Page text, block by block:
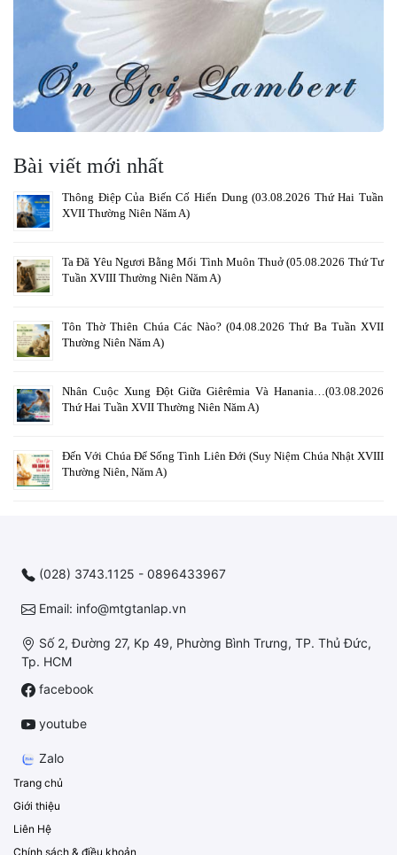
Bài viết mới nhất
Thông Điệp Của Biến Cố Hiển Dung (03.08.2026 Thứ Hai Tuần
XVII Thường Niên Năm A)
Ta Đã Yêu Ngươi Bằng Mối Tình Muôn Thuở (05.08.2026 Thứ Tư
Tuần XVIII Thường Niên Năm A)
Tôn Thờ Thiên Chúa Các Nào? (04.08.2026 Thứ Ba Tuần XVII
Thường Niên Năm A)
Nhân Cuộc Xung Đột Giữa Giêrêmia Và Hanania…(03.08.2026
Thứ Hai Tuần XVII Thường Niên Năm A)
Đến Với Chúa Để Sống Tình Liên Đới (Suy Niệm Chúa Nhật XVIII
Thường Niên, Năm A)
(028) 3743.1125 - 0896433967
Email: info@mtgtanlap.vn
Số 2, Đường 27, Kp 49, Phường Bình Trưng, TP. Thủ Đức,
Tp. HCM
facebook
youtube
Zalo
Trang chủ
Giới thiệu
Liên Hệ
Chính sách & điều khoản